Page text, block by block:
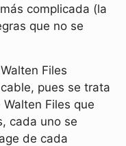
complicada (la
que no se
Files
pues se trata
Files que
cada uno se
de cada